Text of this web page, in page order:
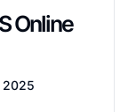
Online
2025